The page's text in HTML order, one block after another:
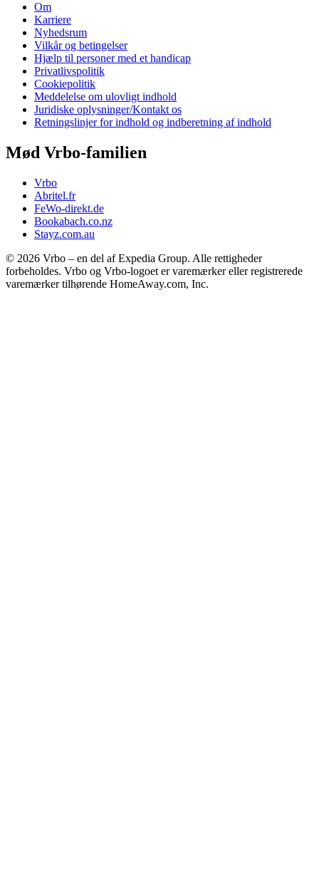
Om
Karriere
Nyhedsrum
Vilkår og betingelser
Hjælp til personer med et handicap
Privatlivspolitik
Cookiepolitik
Meddelelse om ulovligt indhold
Juridiske oplysninger/Kontakt os
Retningslinjer for indhold og indberetning af indhold
Mød Vrbo-familien
Vrbo
Abritel.fr
FeWo-direkt.de
Bookabach.co.nz
Stayz.com.au
© 2026 Vrbo – en del af Expedia Group. Alle rettigheder
forbeholdes. Vrbo og Vrbo-logoet er varemærker eller registrerede
varemærker tilhørende HomeAway.com, Inc.